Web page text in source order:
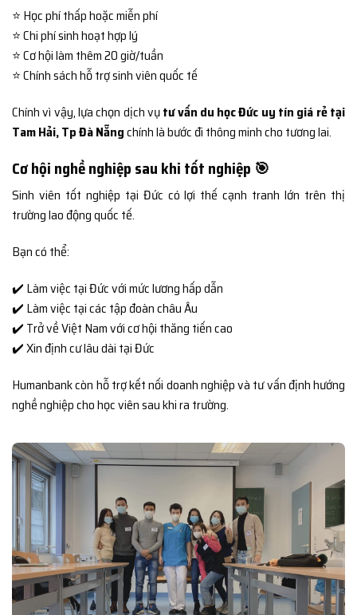
⭐ Học phí thấp hoặc miễn phí
⭐ Chi phí sinh hoạt hợp lý
⭐ Cơ hội làm thêm 20 giờ/tuần
⭐ Chính sách hỗ trợ sinh viên quốc tế
Chính vì vậy, lựa chọn dịch vụtư vấn du học Đức uy tín giá rẻ tại
Tam Hải, Tp Đà Nẵngchính là bước đi thông minh cho tương lai.
Cơ hội nghề nghiệp sau khi tốt nghiệp 🎯
Sinh viên tốt nghiệp tại Đức có lợi thế cạnh tranh lớn trên thị
trường lao động quốc tế.
Bạn có thể:
✔️ Làm việc tại Đức với mức lương hấp dẫn
✔️ Làm việc tại các tập đoàn châu Âu
✔️ Trở về Việt Nam với cơ hội thăng tiến cao
✔️ Xin định cư lâu dài tại Đức
Humanbank còn hỗ trợ kết nối doanh nghiệp và tư vấn định hướng
nghề nghiệp cho học viên sau khi ra trường.